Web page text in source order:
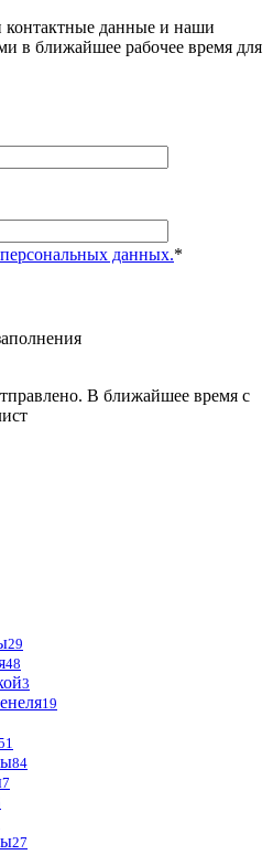
контактные данные и наши
в ближайшее рабочее время для
данных.*
В ближайшее время с
29
48
3
19
84
7
27